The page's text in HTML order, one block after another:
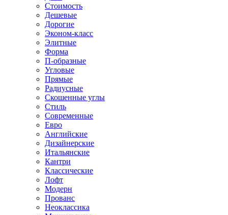
Стоимость
Дешевые
Дорогие
Эконом-класс
Элитные
Форма
П-образные
Угловые
Прямые
Радиусные
Скошенные углы
Стиль
Современные
Евро
Английские
Дизайнерские
Итальянские
Кантри
Классические
Лофт
Модерн
Прованс
Неоклассика